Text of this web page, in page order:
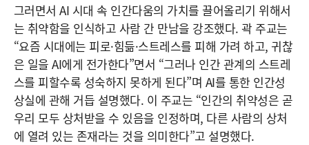
그러면서 AI 시대 속 인간다움의 가치를 끌어올리기 위해서
는 취약함을 인식하고 사람 간 만남을 강조했다. 곽 주교는
“요즘 시대에는 피로·힘듦·스트레스를 피해 가려 하고, 귀찮
은 일을 AI에게 전가한다”면서 “그러나 인간 관계의 스트레
스를 피할수록 성숙하지 못하게 된다”며 AI를 통한 인간성
상실에 관해 거듭 설명했다. 이 주교는 “인간의 취약성은 곧
우리 모두 상처받을 수 있음을 인정하며, 다른 사람의 상처
에 열려 있는 존재라는 것을 의미한다”고 설명했다.